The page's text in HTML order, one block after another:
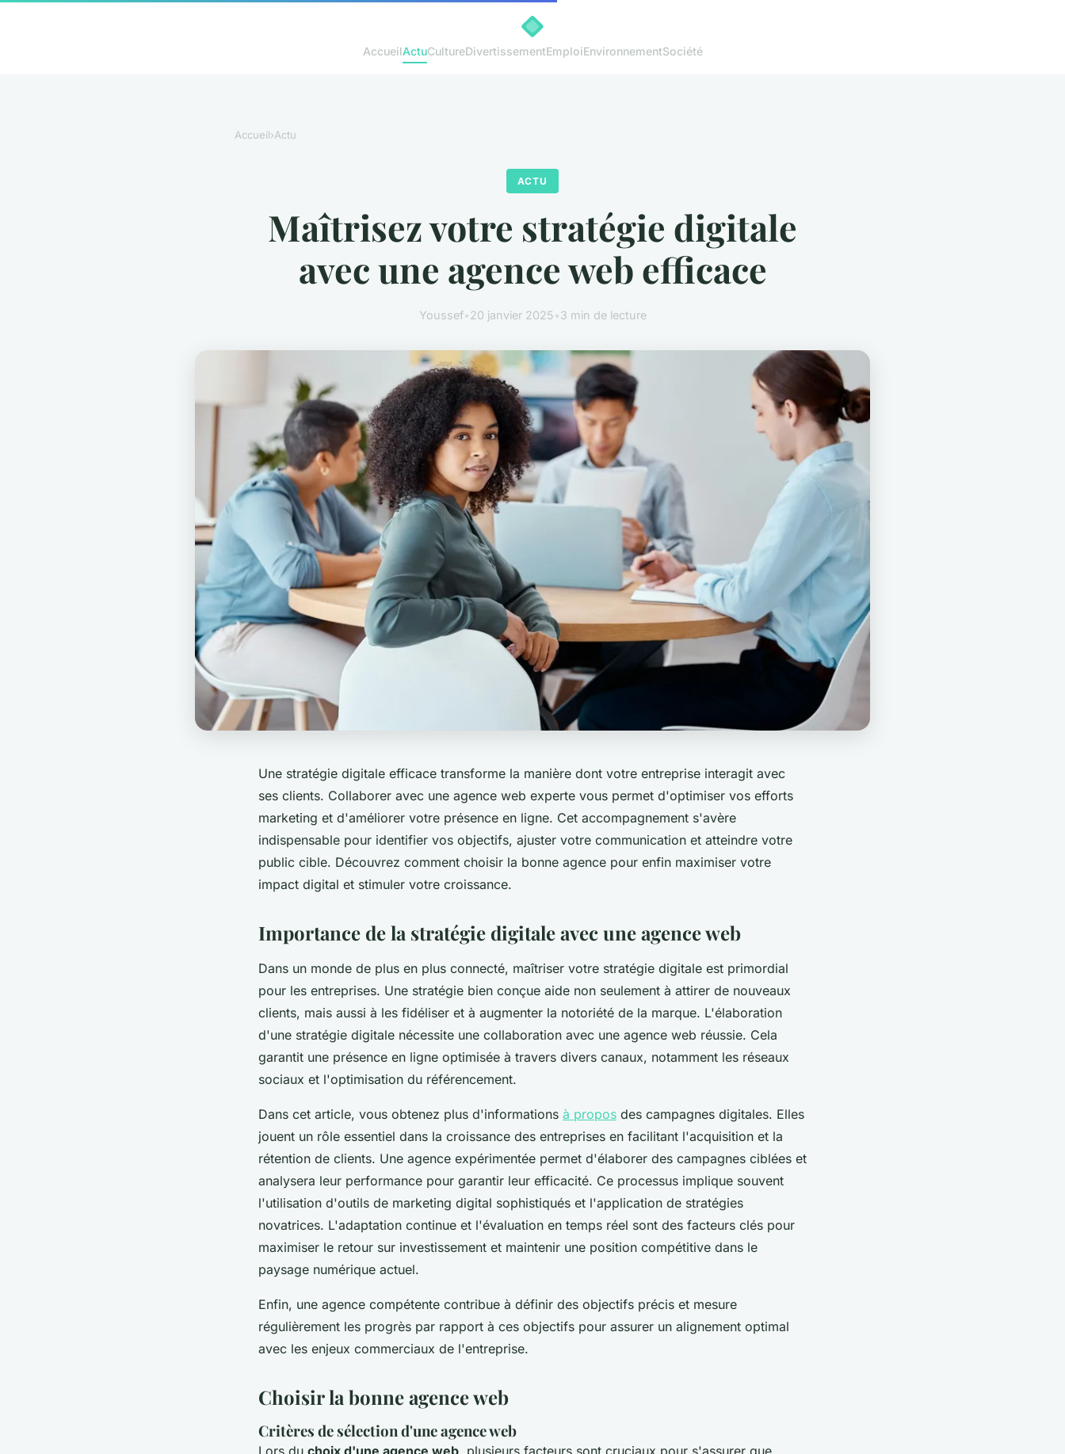
AccueilActuCultureDivertissementEmploiEnvironnementSociété
Accueil›Actu
ACTU
Maîtrisez votre stratégie digitale
avec une agence web efficace
Youssef•20 janvier 2025•3 min de lecture
Une stratégie digitale efficace transforme la manière dont votre entreprise interagit avec
ses clients. Collaborer avec une agence web experte vous permet d'optimiser vos efforts
marketing et d'améliorer votre présence en ligne. Cet accompagnement s'avère
indispensable pour identifier vos objectifs, ajuster votre communication et atteindre votre
public cible. Découvrez comment choisir la bonne agence pour enfin maximiser votre
impact digital et stimuler votre croissance.
Importance de la stratégie digitale avec une agence web
Dans un monde de plus en plus connecté, maîtriser votre stratégie digitale est primordial
pour les entreprises. Une stratégie bien conçue aide non seulement à attirer de nouveaux
clients, mais aussi à les fidéliser et à augmenter la notoriété de la marque. L'élaboration
d'une stratégie digitale nécessite une collaboration avec une agence web réussie. Cela
garantit une présence en ligne optimisée à travers divers canaux, notamment les réseaux
sociaux et l'optimisation du référencement.
Dans cet article, vous obtenez plus d'informations à propos des campagnes digitales. Elles
jouent un rôle essentiel dans la croissance des entreprises en facilitant l'acquisition et la
rétention de clients. Une agence expérimentée permet d'élaborer des campagnes ciblées et
analysera leur performance pour garantir leur efficacité. Ce processus implique souvent
l'utilisation d'outils de marketing digital sophistiqués et l'application de stratégies
novatrices. L'adaptation continue et l'évaluation en temps réel sont des facteurs clés pour
maximiser le retour sur investissement et maintenir une position compétitive dans le
paysage numérique actuel.
Enfin, une agence compétente contribue à définir des objectifs précis et mesure
régulièrement les progrès par rapport à ces objectifs pour assurer un alignement optimal
avec les enjeux commerciaux de l'entreprise.
Choisir la bonne agence web
Critères de sélection d'une agence web
Lors du choix d'une agence web, plusieurs facteurs sont cruciaux pour s'assurer que